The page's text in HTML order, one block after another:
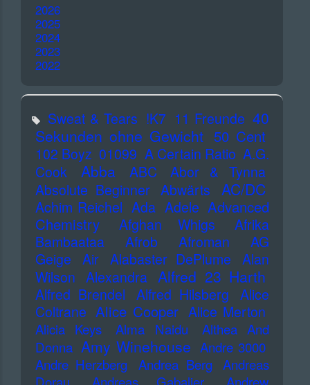
2026
2025
2024
2023
2022
Sweat & Tears !K7 11 Freunde 40
Sekunden ohne Gewicht 50 Cent
102 Boyz 01099 A Certain Ratio A.G.
Cook
Abba ABC
Abor & Tynna
Absolute Beginner Abwärts AC/DC
Achim Reichel Ada Adele Advanced
Chemistry
Afghan Whigs
Afrika
Bambaataa
Afrob Afroman
AG
Geige
Air Alabaster DePlume
Alan
Wilson Alexandra Alfred 23 Harth
Alfred Brendel Alfred Hilsberg
Alice
Coltrane Alice Cooper Alice Merton
Alicia Keys Alma Naidu
Althea And
Donna Amy Winehouse Andre 3000
Andre Herzberg
Andrea Berg
Andreas